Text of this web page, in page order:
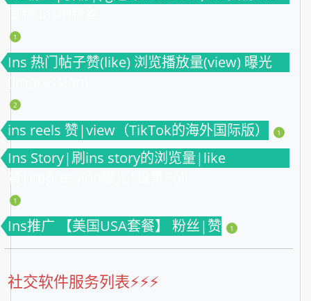
涨粉 ins刷粉丝
1
Ins 热门帖子赞(like) 浏览播放量(view) 曝光
(impression)
2
ins reels 赞|view（TikTok的海外国际版） 1
Ins Story|刷ins story的浏览量|like
赞|impression曝光|投票Poll
1
Ins推广 【美国USA套餐】 粉丝|赞 1
社交软件服务列表⚡️⚡️⚡️